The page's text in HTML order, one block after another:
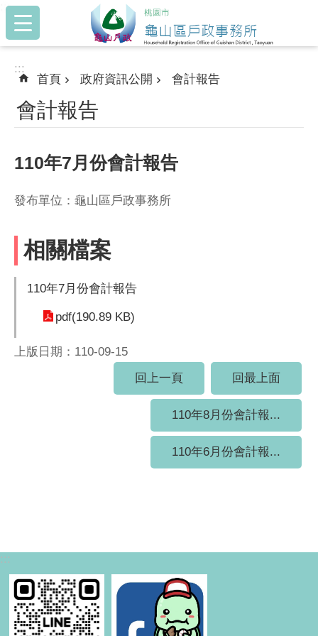
跳到主要內容區塊
:::
:::
首頁 政府資訊公開 會計報告
會計報告
110年7月份會計報告
發布單位：龜山區戶政事務所
相關檔案
110年7月份會計報告
pdf(190.89 KB)
上版日期：110-09-15
回上一頁
回最上面
110年8月份會計報...
110年6月份會計報...
:::